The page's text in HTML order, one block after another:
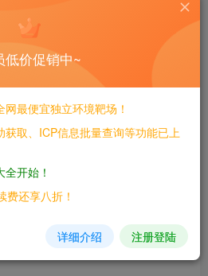
代码。
低价促销中~
最便宜独立环境靶场！
取、ICP信息批量查询等功能已上
开始！
还享八折！
详细介绍 注册登陆